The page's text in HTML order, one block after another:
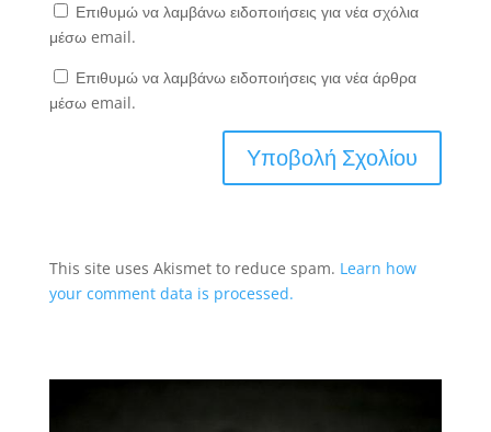
Επιθυμώ να λαμβάνω ειδοποιήσεις για νέα σχόλια
μέσω email.
Επιθυμώ να λαμβάνω ειδοποιήσεις για νέα άρθρα
μέσω email.
This site uses Akismet to reduce spam. Learn how
your comment data is processed.